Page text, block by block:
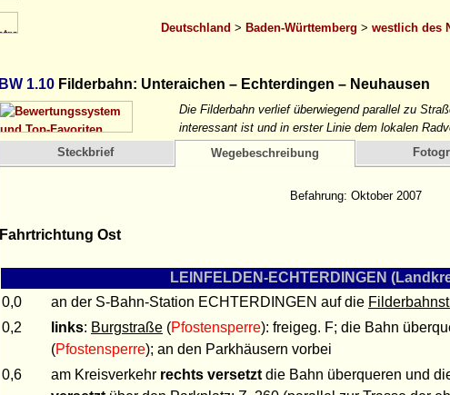
Deutschland > Baden-Württemberg > westlich des
BW 1.10 Filderbahn: Unteraichen – Echterdingen – Neuhausen
Die Filderbahn verlief überwiegend parallel zu
interessant ist und in erster Linie dem lokalen
Steckbrief
Wegebeschreibung
Befahrung: Oktober 2007
Fahrtrichtung Ost
LEINFELDEN-ECHTERDINGEN
0,0
an der S-Bahn-Station ECHTERDINGEN auf die
0,2
links: Burgstraße (Pfostensperre): freigeg. F; die Bahn
(Pfostensperre); an den Parkhäusern vorbei
0,6
am Kreisverkehr rechts versetzt die Bahn überqueren und